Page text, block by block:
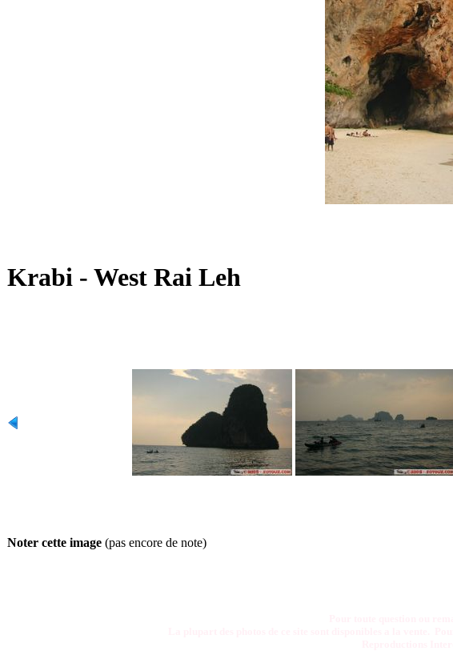
Krabi - West Rai Leh
Noter cette image (pas encore de note)